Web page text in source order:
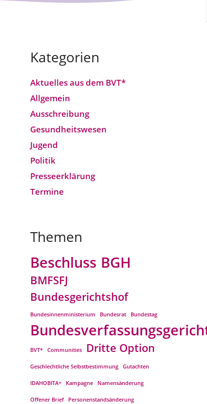
Kategorien
Aktuelles aus dem BVT*
Allgemein
Ausschreibung
Gesundheitswesen
Jugend
Politik
Presseerklärung
Termine
Themen
Beschluss BGH
BMFSFJ
Bundesgerichtshof
Bundesinnenministerium Bundesrat Bundestag
BVT* Communities Dritte Option
Geschlechtliche Selbstbestimmung Gutachten
IDAHOBITA+ Kampagne Namensänderung
Offener Brief Personenstandsänderung